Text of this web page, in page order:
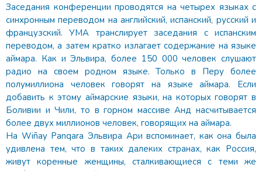
Заседания конференции проводятся на четырех языках с
синхронным переводом на английский, испанский, русский и
французский. УМА транслирует заседания с испанским
переводом, а затем кратко излагает содержание на языке
аймара. Как и Эльвира, более 150 000 человек слушают
радио на своем родном языке. Только в Перу более
полумиллиона человек говорят на языке аймара. Если
добавить к этому аймарские языки, на которых говорят в
Боливии и Чили, то в горном массиве Анд насчитывается
более двух миллионов человек, говорящих на аймара.
На Wiñay Panqara Эльвира Ари вспоминает, как она была
удивлена тем, что в таких далеких странах, как Россия,
живут коренные женщины, сталкивающиеся с теми же